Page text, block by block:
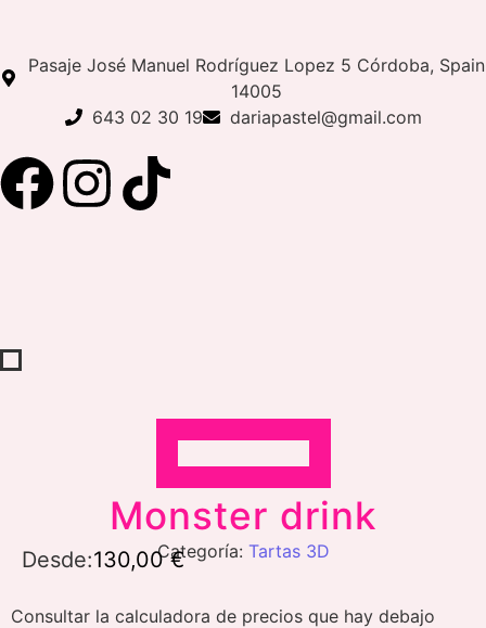
Pasaje José Manuel Rodríguez Lopez 5 Córdoba, Spain
14005
643 02 30 19
dariapastel@gmail.com
Monster drink
Categoría: Tartas 3D
Desde:130,00€
Consultar la calculadora de precios que hay debajo